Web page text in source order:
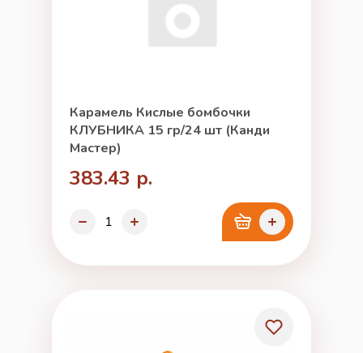
Карамель Кислые бомбочки
КЛУБНИКА 15 гр/24 шт (Канди
Мастер)
383.43 р.